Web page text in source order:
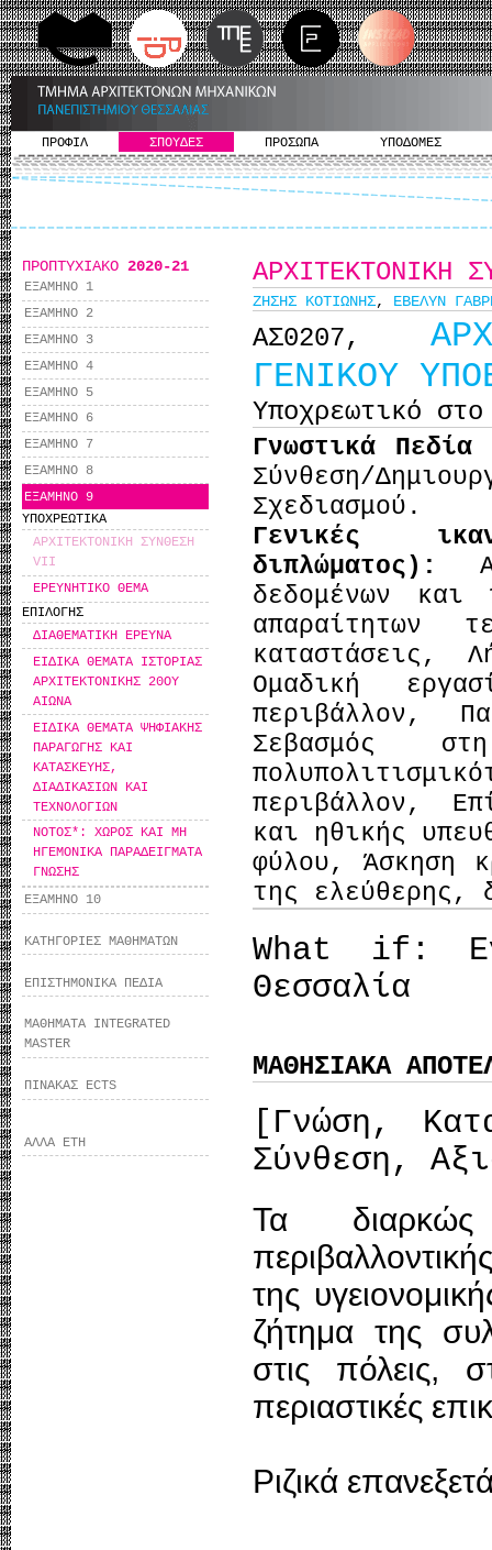
ΠΡΟΦΙΛ ΣΠΟΥΔΕΣ ΠΡΟΣΩΠΑ ΥΠΟΔΟΜΕΣ
ΠΡΟΠΤΥΧΙΑΚΟ 2020-21
ΕΞΑΜΗΝΟ 1
ΕΞΑΜΗΝΟ 2
ΕΞΑΜΗΝΟ 3
ΕΞΑΜΗΝΟ 4
ΕΞΑΜΗΝΟ 5
ΕΞΑΜΗΝΟ 6
ΕΞΑΜΗΝΟ 7
ΕΞΑΜΗΝΟ 8
ΕΞΑΜΗΝΟ 9
ΥΠΟΧΡΕΩΤΙΚΑ
ΑΡΧΙΤΕΚΤΟΝΙΚΗ ΣΥΝΘΕΣΗ
VII
ΕΡΕΥΝΗΤΙΚΟ ΘΕΜΑ
ΕΠΙΛΟΓΗΣ
ΔΙΑΘΕΜΑΤΙΚΗ ΕΡΕΥΝΑ
ΕΙΔΙΚΑ ΘΕΜΑΤΑ ΙΣΤΟΡΙΑΣ
ΑΡΧΙΤΕΚΤΟΝΙΚΗΣ 20ΟΥ
ΑΙΩΝΑ
ΕΙΔΙΚΑ ΘΕΜΑΤΑ ΨΗΦΙΑΚΗΣ
ΠΑΡΑΓΩΓΗΣ ΚΑΙ
ΚΑΤΑΣΚΕΥΗΣ,
ΔΙΑΔΙΚΑΣΙΩΝ ΚΑΙ
ΤΕΧΝΟΛΟΓΙΩΝ
ΝΟΤΟΣ*: ΧΩΡΟΣ ΚΑΙ ΜΗ
ΗΓΕΜΟΝΙΚΑ ΠΑΡΑΔΕΙΓΜΑΤΑ
ΓΝΩΣΗΣ
ΕΞΑΜΗΝΟ 10
ΚΑΤΗΓΟΡΙΕΣ ΜΑΘΗΜΑΤΩΝ
ΕΠΙΣΤΗΜΟΝΙΚΑ ΠΕΔΙΑ
ΜΑΘΗΜΑΤΑ INTEGRATED
MASTER
ΠΙΝΑΚΑΣ ECTS
ΑΛΛΑ ΕΤΗ
ΑΡΧΙΤΕΚΤΟΝΙΚΗ
ΖΗΣΗΣ ΚΟΤΙΩΝΗΣ, ΕΒΕΛΥΝ
ΑΣ0207,
ΓΕΝΙΚΟΥ
Υποχρεωτικό
Γνωστικά
Σύνθεση/
Σχεδιασμού.
Γενικές
διπλώματος):
δεδομένων
απαραίτητων
καταστάσεις,
Ομαδική
περιβάλλον,
Σεβασμός
περιβάλλον,
και ηθικής
φύλου, Άσκηση
της ελεύθερης,
What if:
Θεσσαλία
ΜΑΘΗΣΙΑΚΑ
[Γνώση,
Σύνθεση,
Τα διαρκώς
της
ζήτημα της
στις πόλεις,
περιαστικές
Ριζικά